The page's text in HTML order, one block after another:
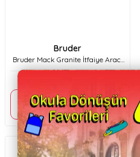
Bruder
Bruder Mack Granite İtfaiye Aracı
Br02821
Sepette %10 indirim
8.279,91TL